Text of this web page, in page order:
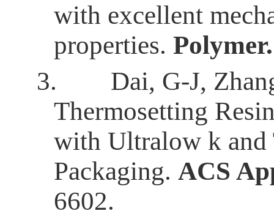
with excellent
properties. Polymer.
3.
Dai, G-J,
Thermosetting
with Ultralow k and
Packaging. ACS
6602.